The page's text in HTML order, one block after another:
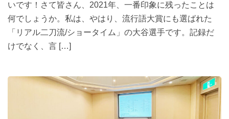
いです！さて皆さん、2021年、一番印象に残ったことは
何でしょうか。私は、やはり、流行語大賞にも選ばれた
「リアル二刀流/ショータイム」の大谷選手です。記録だ
けでなく、言 […]